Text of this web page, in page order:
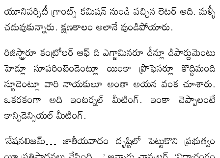
యూనివర్సిటీ గ్రాంట్స్ కమిషన్ నుండి వచ్చిన లెటర్ అది. మళ్ళీ
చదువుకున్నారు. క్షణకాలం అలానే వుండిపోయారు.
రిజిస్ట్రారూ కంట్రోలర్ ఆఫ్ ది ఎగ్జామినరూ డీన్లూ డిపార్టుమెంటు
హెడ్లూ సూపరింటెండెంట్లూ యింకా ప్రొఫెసర్లూ కొద్దిమంది
స్టూడెంట్లూ వారి నాయకులూ అంతా అయన వంక చూశారు.
ఒకరకంగా అది ఇంటర్నల్ మీటింగ్. ఇంకా చెప్పాలంటే
కాన్ఫిడెన్సియల్ మీటింగ్.
‘నేషనలిజమ్… జాతీయవాదం దృష్టిలో పెట్టుకొని ప్రభుత్వం